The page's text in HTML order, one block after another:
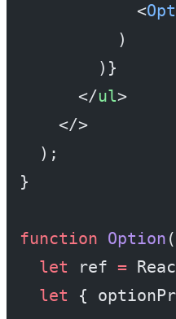
            <
          )
        )}
      </
ul>
    </>
  );
}
function Option
  let
ref =
  let
{